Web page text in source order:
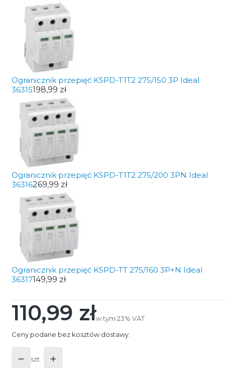
Ogranicznik przepięć KSPD-T1T2 275/150 3P Ideal
36315198,99 zł
Ogranicznik przepięć KSPD-T1T2 275/200 3PN Ideal
36316269,99 zł
Ogranicznik przepięć KSPD-TT 275/160 3P+N Ideal
36317149,99 zł
Cena
110,99 złw tym 23% VAT
w tym 23% VAT
Ceny podane bez kosztów dostawy.
szt.